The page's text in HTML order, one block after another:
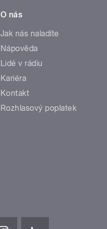
O nás
Jak nás naladíte
Nápověda
Lidé v rádiu
Kariéra
Kontakt
Rozhlasový poplatek